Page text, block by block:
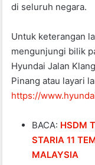
di seluruh negara.
Untuk keterangan
mengunjungi bilik
Hyundai Jalan
Pinang atau layari
https://
BACA: HSDM
STARIA 11
MALAYSIA